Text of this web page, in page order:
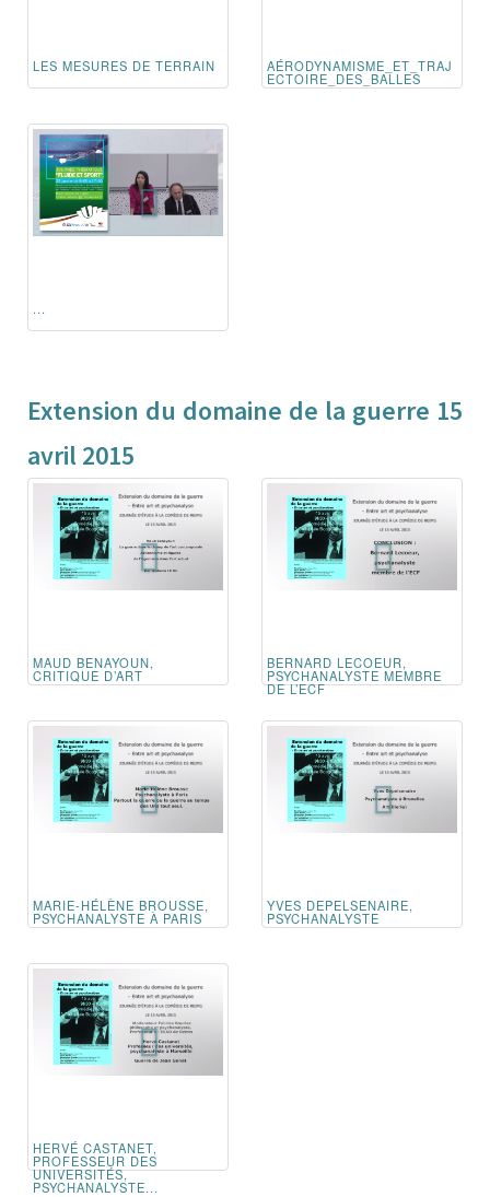
LES MESURES DE TERRAIN AÉRODYNAMISME_ET_TRAJ
ECTOIRE_DES_BALLES
...
Extension du domaine de la guerre 15
avril 2015
MAUD BENAYOUN,
CRITIQUE D’ART
BERNARD LECOEUR,
PSYCHANALYSTE MEMBRE
DE L’ECF
MARIE-HÉLÈNE BROUSSE,
PSYCHANALYSTE À PARIS
YVES DEPELSENAIRE,
PSYCHANALYSTE
HERVÉ CASTANET,
PROFESSEUR DES
UNIVERSITÉS,
PSYCHANALYSTE...